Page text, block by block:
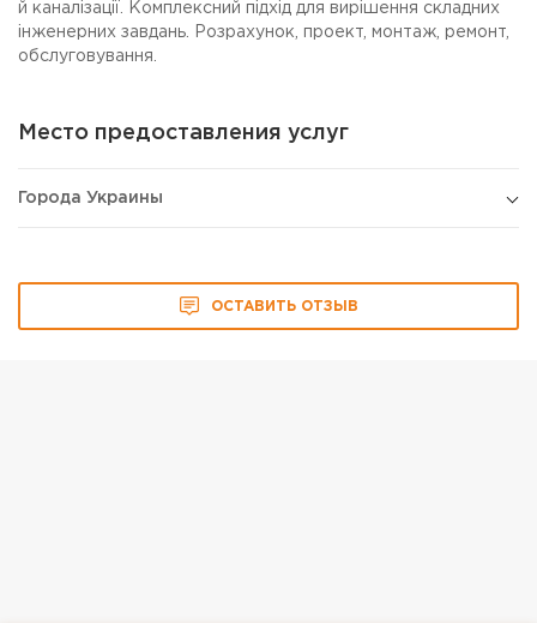
й каналізації. Комплексний підхід для вирішення складних
інженерних завдань. Розрахунок, проект, монтаж, ремонт,
обслуговування.
Место предоставления услуг
Города Украины
ОСТАВИТЬ ОТЗЫВ